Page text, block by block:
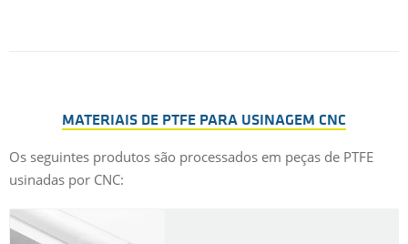
MATERIAIS DE PTFE PARA USINAGEM CNC
Os seguintes produtos são processados em peças de PTFE
usinadas por CNC: